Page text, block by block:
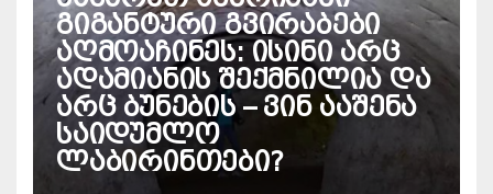
გიგანტური გვირაბები
აღმოაჩინეს: ისინი არც
ადამიანის შექმნილია და
არც ბუნების – ვინ ააშენა
საიდუმლო
ლაბირინთები?